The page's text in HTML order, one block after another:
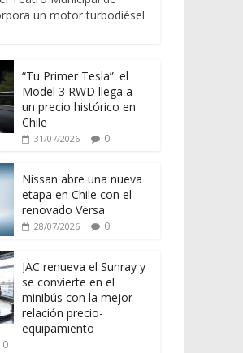
un motor turbodiésel
“Tu Primer Tesla”: el
Model 3 RWD llega a
un precio histórico en
Chile
31/07/2026 0
Nissan abre una nueva
etapa en Chile con el
renovado Versa
28/07/2026 0
JAC renueva el Sunray y
se convierte en el
minibús con la mejor
relación precio-
equipamiento
0